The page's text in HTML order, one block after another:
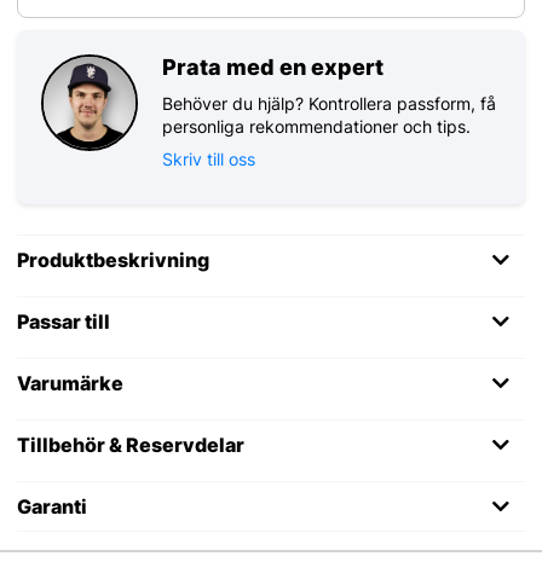
Prata med en expert
Behöver du hjälp? Kontrollera passform, få
personliga rekommendationer och tips.
Skriv till oss
Produktbeskrivning
Passar till
Varumärke
Tillbehör & Reservdelar
Garanti